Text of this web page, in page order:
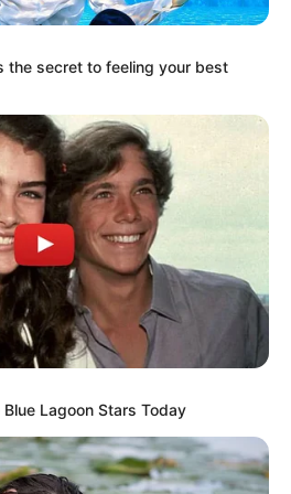
κατάλληλα για ένα
η πλατίνα και το
γνωστή και ως
το πιο ανθεκτικό υλικό
συντήρηση με το
Ο λευκός χρυσός
ενώ το παλλάδιο
επιδιορθώσεις.
the secret to feeling your best
Lagoon Stars Today